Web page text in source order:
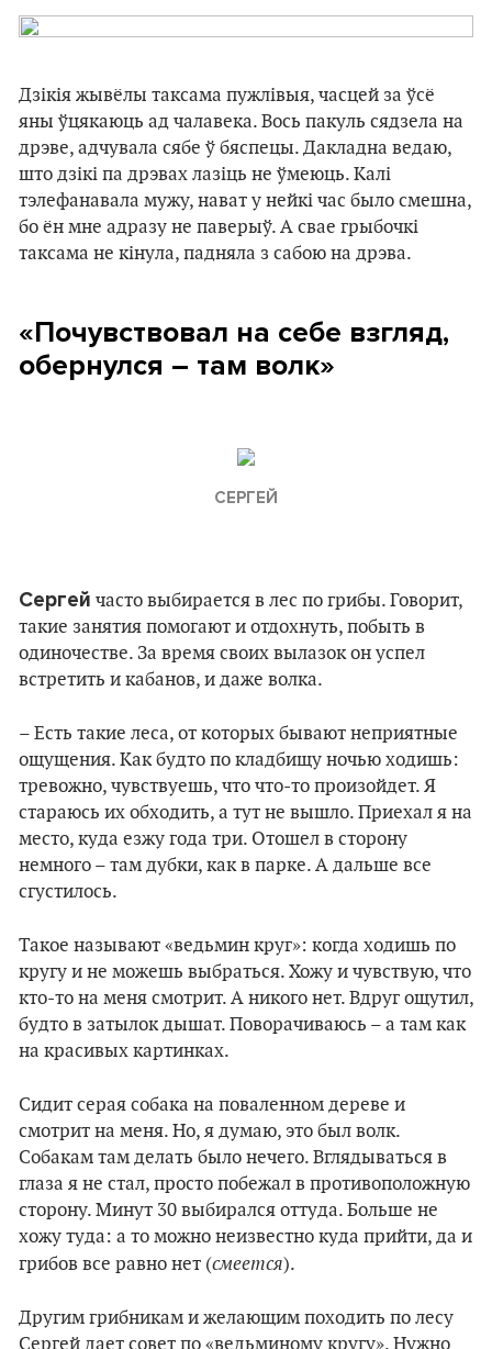
Дзікія жывёлы таксама пужлівыя, часцей за ўсё
яны ўцякаюць ад чалавека. Вось пакуль сядзела на
дрэве, адчувала сябе ў бяспецы. Дакладна ведаю,
што дзікі па дрэвах лазіць не ўмеюць. Калі
тэлефанавала мужу, нават у нейкі час было смешна,
бо ён мне адразу не паверыў. А свае грыбочкі
таксама не кінула, падняла з сабою на дрэва.
«Почувствовал на себе взгляд,
обернулся – там волк»
СЕРГЕЙ
Сергей часто выбирается в лес по грибы. Говорит,
такие занятия помогают и отдохнуть, побыть в
одиночестве. За время своих вылазок он успел
встретить и кабанов, и даже волка.
– Есть такие леса, от которых бывают неприятные
ощущения. Как будто по кладбищу ночью ходишь:
тревожно, чувствуешь, что что-то произойдет. Я
стараюсь их обходить, а тут не вышло. Приехал я на
место, куда езжу года три. Отошел в сторону
немного – там дубки, как в парке. А дальше все
сгустилось.
Такое называют «ведьмин круг»: когда ходишь по
кругу и не можешь выбраться. Хожу и чувствую, что
кто-то на меня смотрит. А никого нет. Вдруг ощутил,
будто в затылок дышат. Поворачиваюсь – а там как
на красивых картинках.
Сидит серая собака на поваленном дереве и
смотрит на меня. Но, я думаю, это был волк.
Собакам там делать было нечего. Вглядываться в
глаза я не стал, просто побежал в противоположную
сторону. Минут 30 выбирался оттуда. Больше не
хожу туда: а то можно неизвестно куда прийти, да и
грибов все равно нет (смеется).
Другим грибникам и желающим походить по лесу
Сергей дает совет по «ведьминому кругу». Нужно